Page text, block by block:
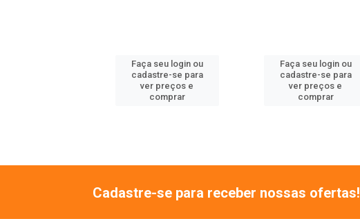
Faça seu login ou
cadastre-se para
ver preços e
comprar
Faça seu login ou
cadastre-se para
ver preços e
comprar
Cadastre-se para receber nossas ofertas!